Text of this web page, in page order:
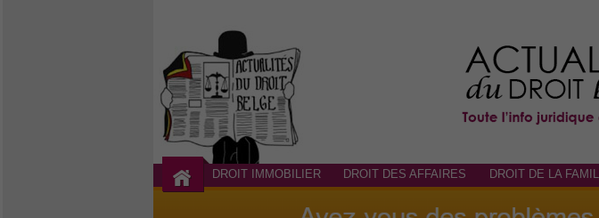
DROIT IMMOBILIER DROIT DES AFFAIRES DROIT DE LA